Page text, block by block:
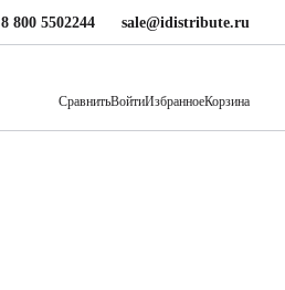
8 800 5502244 sale@idistribute.ru
СравнитьВойтиИзбранноеКорзина